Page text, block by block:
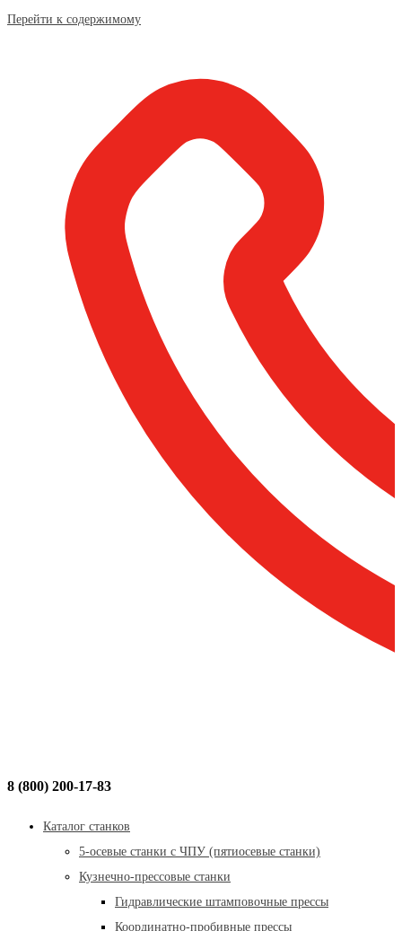
Перейти к содержимому
8 (800) 200-17-83
Каталог станков
5-осевые станки с ЧПУ (пятиосевые станки)
Кузнечно-прессовые станки
Гидравлические штамповочные прессы
Координатно-пробивные прессы